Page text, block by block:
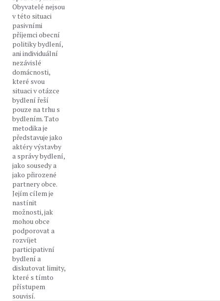
Obyvatelé nejsou
v této situaci
pasivními
příjemci obecní
politiky bydlení,
ani individuální
nezávislé
domácnosti,
které svou
situaci v otázce
bydlení řeší
pouze na trhu s
bydlením. Tato
metodika je
představuje jako
aktéry výstavby
a správy bydlení,
jako sousedy a
jako přirozené
partnery obce.
Jejím cílem je
nastínit
možnosti, jak
mohou obce
podporovat a
rozvíjet
participativní
bydlení a
diskutovat limity,
které s tímto
přístupem
souvisí.